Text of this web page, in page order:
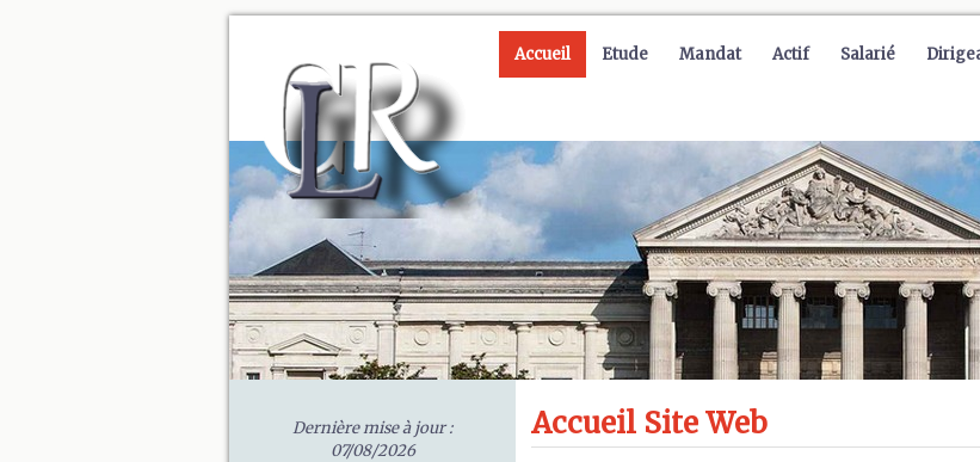
Accueil Etude Mandat Actif Salarié
Dernière mise à jour :
07/08/2026
Accueil Site Web